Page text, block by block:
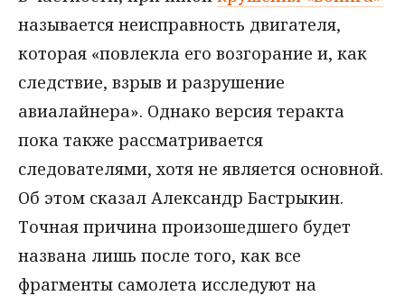
называется неисправность двигателя,
которая «повлекла его возгорание и, как
следствие, взрыв и разрушение
авиалайнера». Однако версия теракта
пока также рассматривается
следователями, хотя не является основной.
Об этом сказал Александр Бастрыкин.
Точная причина произошедшего будет
названа лишь после того, как все
фрагменты самолета исследуют на